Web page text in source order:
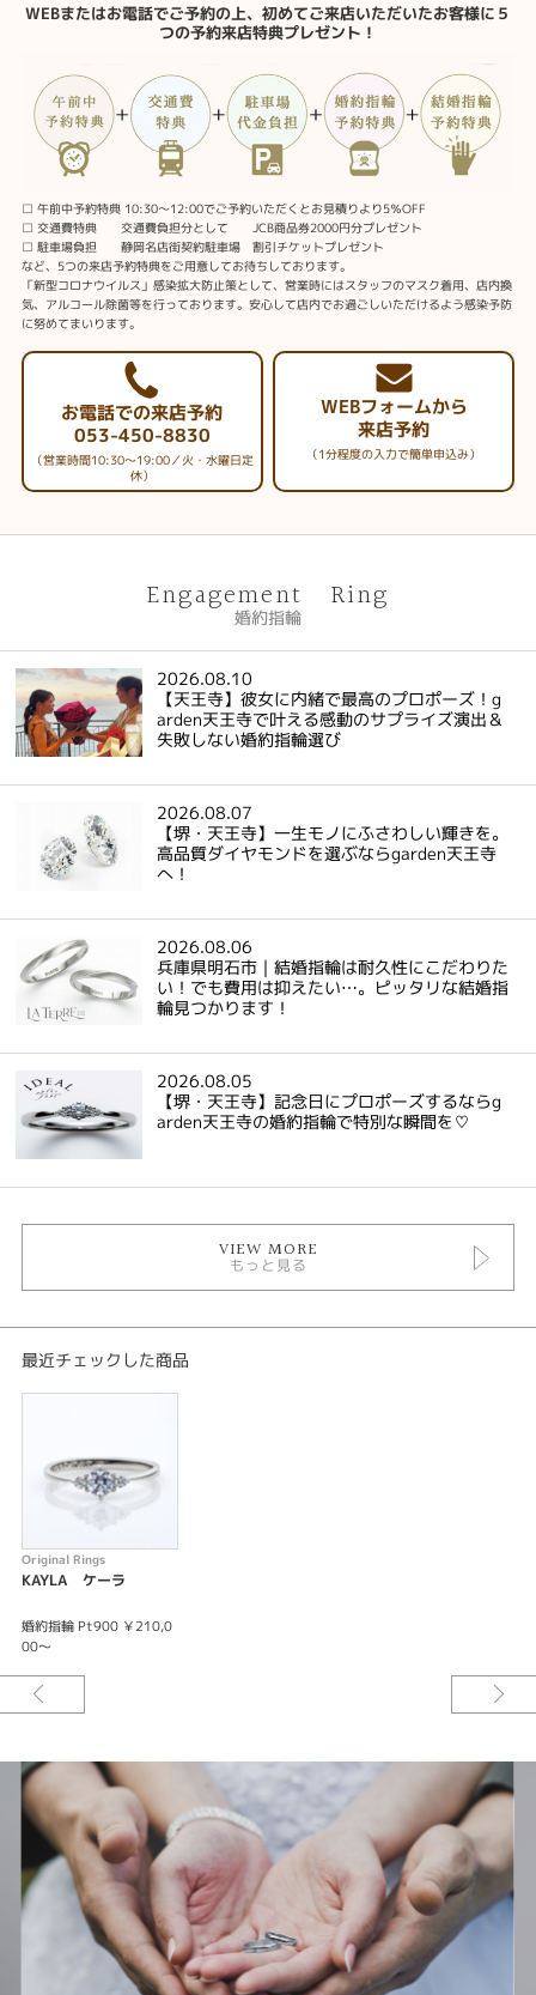
WEBまたはお電話でご予約の上、初めてご来店いただいたお客様に５
つの予約来店特典プレゼント！
□ 午前中予約特典 10:30～12:00でご予約いただくとお見積りより5％OFF
□ 交通費特典 交通費負担分として JCB商品券2000円分プレゼント
□ 駐車場負担 静岡名店街契約駐車場 割引チケットプレゼント
など、5つの来店予約特典をご用意してお待ちしております。
「新型コロナウイルス」感染拡大防止策として、営業時にはスタッフのマスク着用、店内換
気、アルコール除菌等を行っております。安心して店内でお過ごしいただけるよう感染予防
に努めてまいります。
お電話での来店予約
053-450-8830
（営業時間10:30～19:00／火・水曜日定
休）
WEBフォームから
来店予約
（1分程度の入力で簡単申込み）
Engagement Ring
婚約指輪
2026.08.10
【天王寺】彼女に内緒で最高のプロポーズ！g
arden天王寺で叶える感動のサプライズ演出＆
失敗しない婚約指輪選び
2026.08.07
【堺・天王寺】一生モノにふさわしい輝きを。
高品質ダイヤモンドを選ぶならgarden天王寺
へ！
2026.08.06
兵庫県明石市｜結婚指輪は耐久性にこだわりた
い！でも費用は抑えたい…。ピッタリな結婚指
輪見つかります！
2026.08.05
【堺・天王寺】記念日にプロポーズするならg
arden天王寺の婚約指輪で特別な瞬間を♡
VIEW MORE
もっと見る
最近チェックした商品
Original Rings
KAYLA ケーラ
婚約指輪 Pt900 ￥210,0
00～